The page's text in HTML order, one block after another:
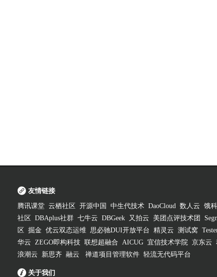
友情链接
腾讯课堂 云栖社区 开源中国 中生代技术 DaoCloud 数人云 饿
社区
DBAplus社群 七牛云 DBGeek 又拍云 美团点评技术团
区
掘金 优云双态运维 思必驰DUI开放平台 精灵云 测试窝
华云 ZEGO即构科技 联想超融合 AICUG 宜信技术学院 京东云
浪潮云
新思齐 融云 禅道项目管理软件 轻流无代码平台
关于我们